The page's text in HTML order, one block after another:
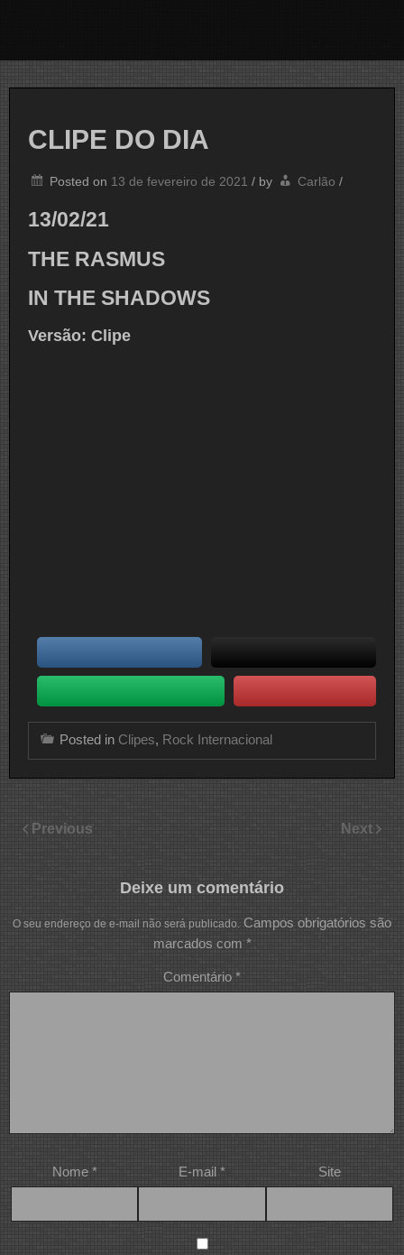
CLIPE DO DIA
Posted on 13 de fevereiro de 2021 / by Carlão /
13/02/21
THE RASMUS
IN THE SHADOWS
Versão: Clipe
Posted in Clipes, Rock Internacional
Previous Next
Deixe um comentário
O seu endereço de e-mail não será publicado. Campos obrigatórios são
marcados com *
Comentário *
Nome * E-mail * Site